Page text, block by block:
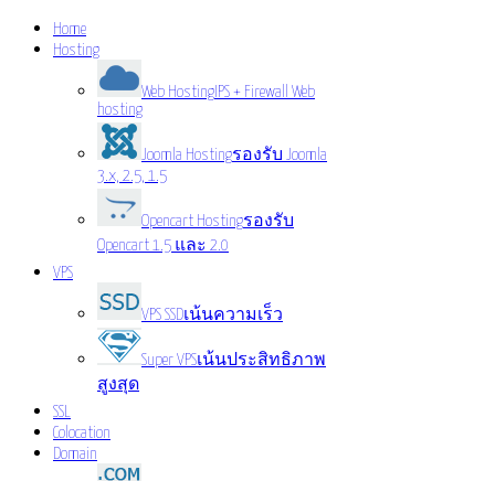
Home
Hosting
Web Hosting IPS + Firewall Web
hosting
Joomla Hostingรองรับ Joomla
3.x, 2.5, 1.5
Opencart Hostingรองรับ
Opencart 1.5 และ 2.0
VPS
VPS SSDเน้นความเร็ว
Super VPSเน้นประสิทธิภาพ
สูงสุด
SSL
Colocation
Domain